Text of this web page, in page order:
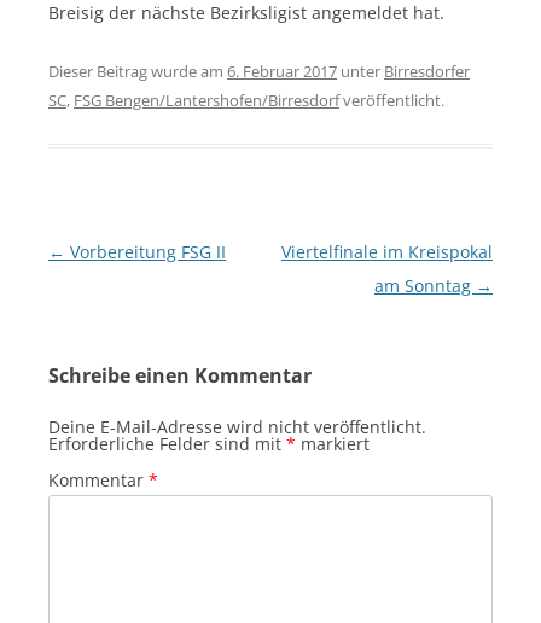
Breisig der nächste Bezirksligist angemeldet hat.
Dieser Beitrag wurde am 6. Februar 2017 unter Birresdorfer
SC, FSG Bengen/Lantershofen/Birresdorfveröffentlicht.
Beitragsnavigation
← Vorbereitung FSG II
Viertelfinale im Kreispokal
am Sonntag →
Schreibe einen Kommentar
Deine E-Mail-Adresse wird nicht veröffentlicht.
Erforderliche Felder sind mit * markiert
Kommentar *